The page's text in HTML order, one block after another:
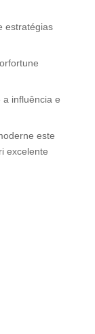
estratégias
influência e
este
excelente